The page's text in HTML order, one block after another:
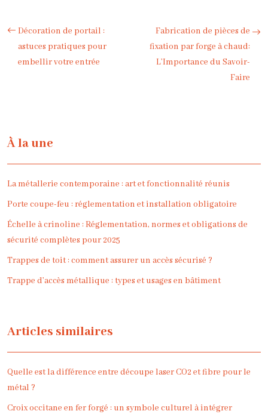
Décoration de portail :
astuces pratiques pour
embellir votre entrée
Fabrication de pièces de
fixation par forge à chaud:
L’Importance du Savoir-
Faire
À la une
La métallerie contemporaine : art et fonctionnalité réunis
Porte coupe-feu : réglementation et installation obligatoire
Échelle à crinoline : Réglementation, normes et obligations de
sécurité complètes pour 2025
Trappes de toit : comment assurer un accès sécurisé ?
Trappe d’accès métallique : types et usages en bâtiment
Articles similaires
Quelle est la différence entre découpe laser CO2 et fibre pour le
métal ?
Croix occitane en fer forgé : un symbole culturel à intégrer